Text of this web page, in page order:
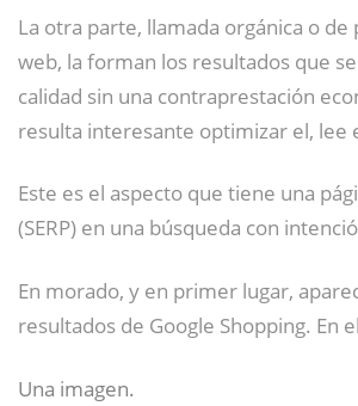
La otra parte, llamada orgánica o
web, la forman los resultados que
calidad sin una contraprestación
resulta interesante optimizar el, lee
Este es el aspecto que tiene una
(SERP) en una búsqueda con
En morado, y en primer lugar,
resultados de Google Shopping. En
Una imagen.